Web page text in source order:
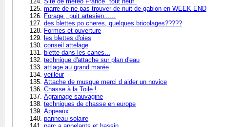
marre de ne pas trouver de nuit de gabion en WEEK-END
Forage , puit artesien......
des blettes po cheres, quelques bricolages?????
Formes et ouverture
les blettes d'oies
conseil attelage
blette dans les canes...
technique d'attache sur plan d'eau
attlage au grand marée
veilleur
Attache de musque merci d aider un novice
Chasse à la Toile !
Agrainage sauvagine
techniques de chasse en europe
Appeaux
panneau solaire